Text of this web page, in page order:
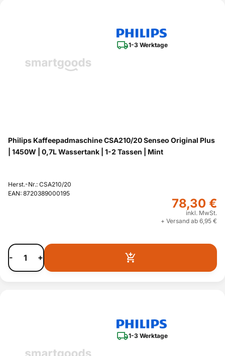
1-3 Werktage
Philips Kaffeepadmaschine CSA210/20 Senseo Original Plus
| 1450W | 0,7L Wassertank | 1-2 Tassen | Mint
Herst.-Nr.: CSA210/20
EAN: 8720389000195
78,30 €
inkl. MwSt.
+ Versand ab 6,95 €
- +
1-3 Werktage